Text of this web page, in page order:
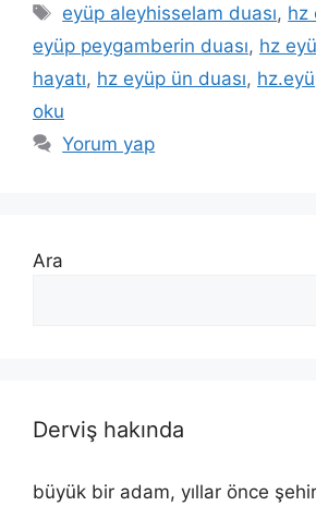
eyüp aleyhisselam duası, hz
eyüp peygamberin duası, hz
hayatı, hz eyüp ün duası,
oku
Yorum yap
Ara
Derviş hakında
büyük bir adam, yıllar önce